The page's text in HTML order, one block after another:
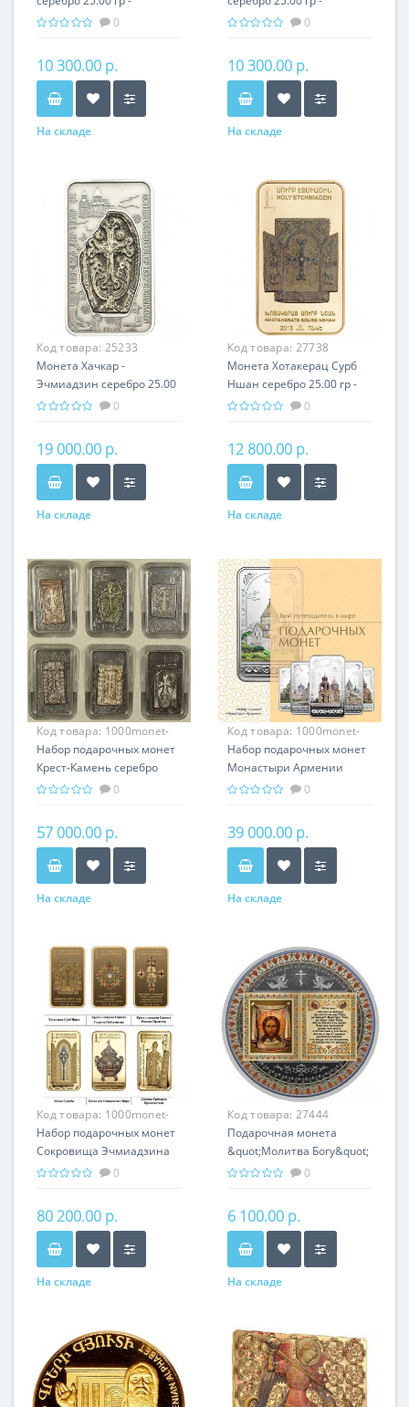
православный подарок
0
10 300.00 р.
На складе
православный подарок
0
10 300.00 р.
На складе
Код товара: 25233
Монета Хачкар -
Эчмиадзин серебро 25.00
гр - православный
0
19 000.00 р.
На складе
Код товара: 27738
Монета Хотакерац Сурб
Ншан серебро 25.00 гр -
православный подарок
0
12 800.00 р.
На складе
Код товара: 1000monet-
003
Набор подарочных монет
Крест-Камень серебро
150.00 гр - провославный
Хачкары
0
57 000.00 р.
На складе
Код товара: 1000monet-
002
Набор подарочных монет
Монастыри Армении
серебро 150.00 гр -
Армении
0
39 000.00 р.
На складе
Код товара: 1000monet-
004
Набор подарочных монет
Сокровища Эчмиадзина
серебро 150.00 гр -
Армении
0
80 200.00 р.
На складе
Код товара: 27444
Подарочная монета
&quot;Молитва Богу&quot;
серебро 25 гр0
6 100.00 р.
На складе